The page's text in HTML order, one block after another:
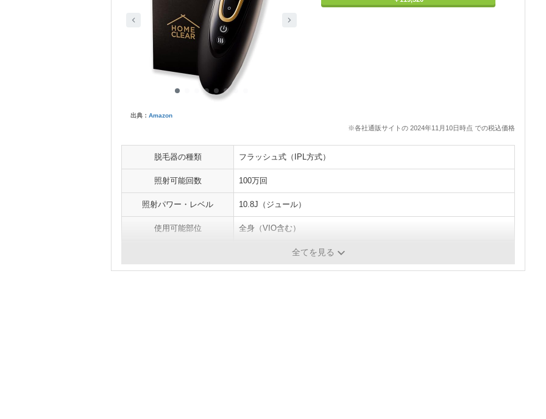
出典： Amazon
※各社通販サイトの 2024年11月10日時点 での税込価格
脱毛器の種類 フラッシュ式（IPL方式）
照射可能回数 100万回
照射パワー・レベル 10.8J（ジュール）
使用可能部位 全身（VIO含む）
約W78×D55×H200mm
全てを見る